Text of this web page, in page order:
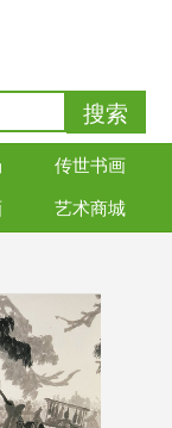
传世书画
艺术商城